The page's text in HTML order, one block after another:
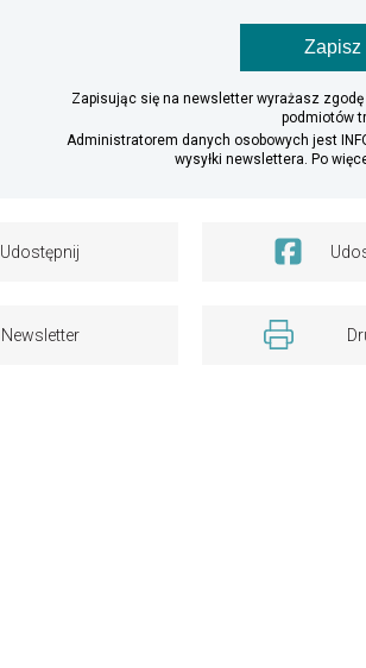
Zapisz
Zapisując się na newsletter wyrażasz
podmiotów
Administratorem danych osobowych jest
wysyłki newslettera. Po
Udostępnij
Newsletter